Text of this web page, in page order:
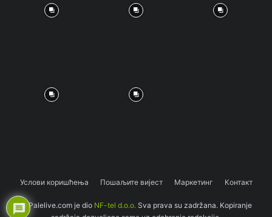
Услови коришћења Пошаљите вијест Маркетинг Контакт
© Palelive.com je dio NF-tel d.o.o. Sva prava su zadržana. Kopiranje